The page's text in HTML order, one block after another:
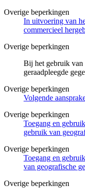
Overige beperkingen
In uitvoering van
commercieel
Overige beperkingen
Bij het gebruik van
geraadpleegde
Overige beperkingen
Volgende
Overige beperkingen
Toegang en
gebruik van
Overige beperkingen
Toegang en
van geografische
Overige beperkingen